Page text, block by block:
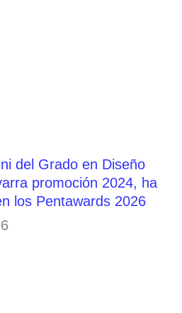
del Grado en Diseño
promoción 2024, ha
los Pentawards 2026